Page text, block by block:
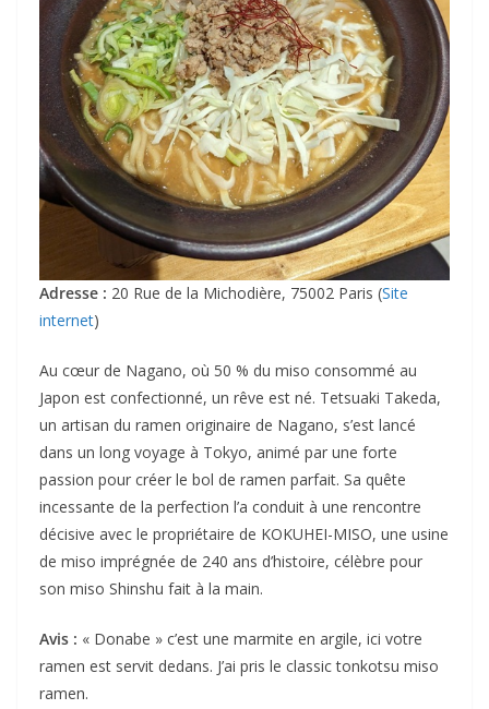
Adresse : 20 Rue de la Michodière, 75002 Paris (Site
internet)
Au cœur de Nagano, où 50 % du miso consommé au
Japon est confectionné, un rêve est né. Tetsuaki Takeda,
un artisan du ramen originaire de Nagano, s’est lancé
dans un long voyage à Tokyo, animé par une forte
passion pour créer le bol de ramen parfait. Sa quête
incessante de la perfection l’a conduit à une rencontre
décisive avec le propriétaire de KOKUHEI-MISO, une usine
de miso imprégnée de 240 ans d’histoire, célèbre pour
son miso Shinshu fait à la main.
Avis : « Donabe » c’est une marmite en argile, ici votre
ramen est servit dedans. J’ai pris le classic tonkotsu miso
ramen.